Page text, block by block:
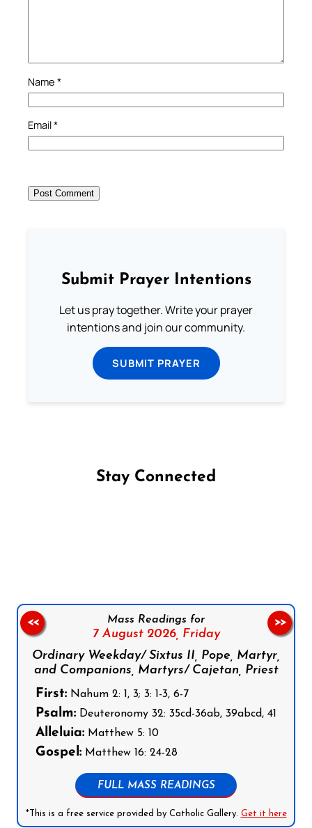
Name *
Email*
Submit Prayer Intentions
Let us pray together. Write your prayer
intentions and join our community.
SUBMIT PRAYER
Stay Connected
Mass Readings for
7 August 2026, Friday
Ordinary Weekday/ Sixtus II, Pope, Martyr,
and Companions, Martyrs/ Cajetan, Priest
First: Nahum 2: 1, 3; 3: 1-3, 6-7
Psalm: Deuteronomy 32: 35cd-36ab, 39abcd, 41
Alleluia: Matthew 5: 10
Gospel: Matthew 16: 24-28
FULL MASS READINGS
*This is a free service provided by Catholic Gallery. Get it here
<< >>